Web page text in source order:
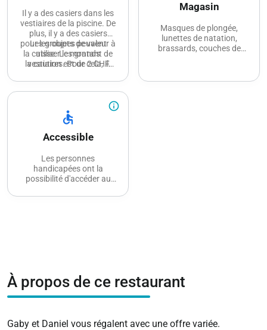
Il y a des casiers dans les
vestiaires de la piscine. De
plus, il y a des casiers
pour les objets de valeur à
la caisse. Le montant de
la caution est de 2 CHF.
Les groupes peuvent
utiliser les grands
vestiaires. Pour cela, il
personnel de la piscine.
Magasin
Masques de plongée,
lunettes de natation,
brassards, couches de
disponibles à la caisse
info_outline
accessible
Accessible
Les personnes
handicapées ont la
possibilité d'accéder au
Annoncez-vous ici
À propos de ce restaurant
Gaby et Daniel vous régalent avec une offre variée.